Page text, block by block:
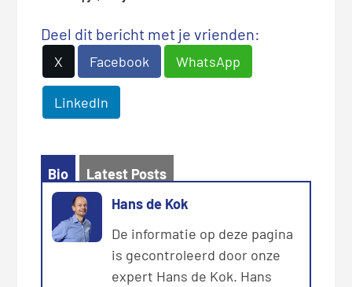
Deel dit bericht met je vrienden:
X Facebook WhatsApp
LinkedIn
Bio
Latest Posts
Hans de Kok
De informatie op deze pagina
is gecontroleerd door onze
expert Hans de Kok. Hans